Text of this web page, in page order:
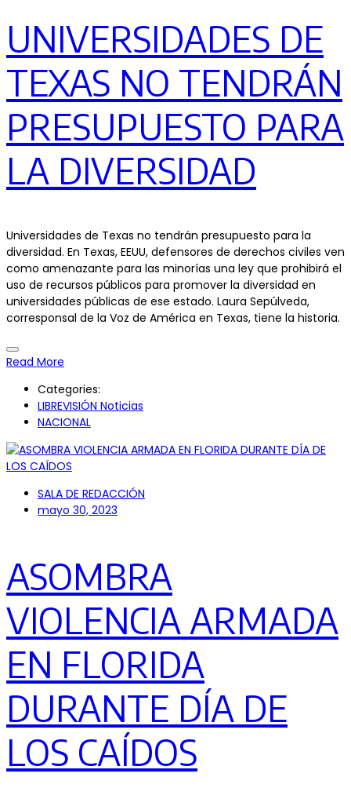
UNIVERSIDADES DE
TEXAS NO TENDRÁN
PRESUPUESTO PARA
LA DIVERSIDAD
Universidades de Texas no tendrán presupuesto para la
diversidad. En Texas, EEUU, defensores de derechos civiles ven
como amenazante para las minorías una ley que prohibirá el
uso de recursos públicos para promover la diversidad en
universidades públicas de ese estado. Laura Sepúlveda,
corresponsal de la Voz de América en Texas, tiene la historia.
Read More
Categories:
LIBREVISIÓN Noticias
NACIONAL
SALA DE REDACCIÓN
mayo 30, 2023
ASOMBRA
VIOLENCIA ARMADA
EN FLORIDA
DURANTE DÍA DE
LOS CAÍDOS